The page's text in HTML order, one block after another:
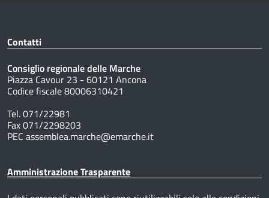
Contatti
Consiglio regionale delle Marche
Piazza Cavour 23 - 60121 Ancona
Codice fiscale 80006310421
Tel. 071/22981
Fax 071/2298203
PEC assemblea.marche@emarche.it
Amministrazione Trasparente